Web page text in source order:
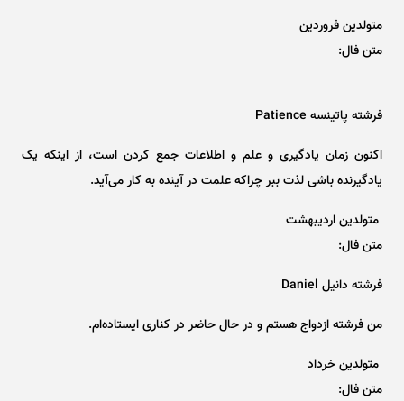
متولدین فروردین
متن فال:
فرشته پاتینسه Patience
اکنون زمان یادگیری و علم و اطلاعات جمع کردن است، از اینکه یک
یادگیرنده باشی لذت ببر چراکه علمت در آینده به کار می‌آید.
متولدین اردیبهشت
متن فال:
فرشته دانیل Daniel
من فرشته ازدواج هستم و در حال حاضر در کناری ایستاده‌ام.
متولدین خرداد
متن فال: